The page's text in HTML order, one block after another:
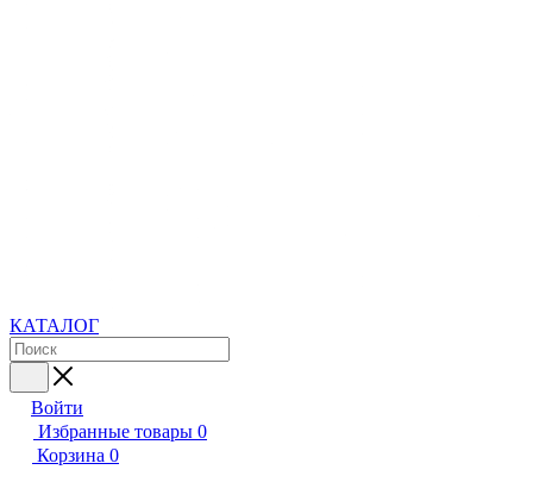
КАТАЛОГ
Войти
Избранные товары 0
Корзина 0